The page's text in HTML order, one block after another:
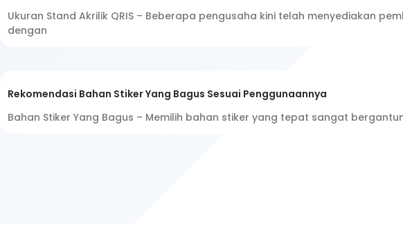
Ukuran Stand Akrilik QRIS – Beberapa pengusaha kini telah menyediakan
dengan
Rekomendasi Bahan Stiker Yang Bagus Sesuai Penggunaannya
Bahan Stiker Yang Bagus – Memilih bahan stiker yang tepat sangat